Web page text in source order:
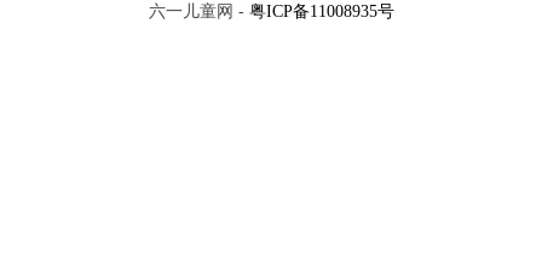
六一儿童网 - 粤ICP备11008935号